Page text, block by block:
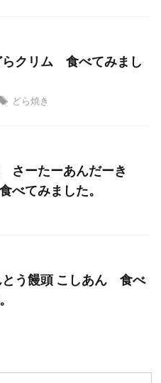
らクリム 食べてみまし
どら焼き
さーたーあんだーき
てみました。
とう饅頭 こしあん 食べ